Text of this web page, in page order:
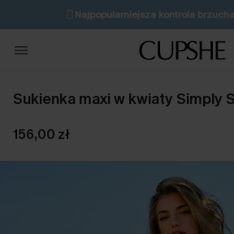
🩱Najpopularniejsza kontrola
🔥OSTATNIA SZANSA | Do 50%
💌Zapisz się i zyskaj do 20%
Sukienka maxi w kwiaty Simply
156,00 zł